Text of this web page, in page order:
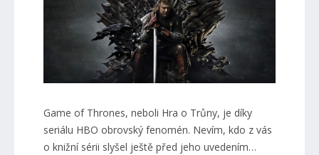
Game of Thrones, neboli Hra o Trůny, je díky
seriálu HBO obrovský fenomén. Nevím, kdo z vás
o knižní sérii slyšel ještě před jeho uvedením…